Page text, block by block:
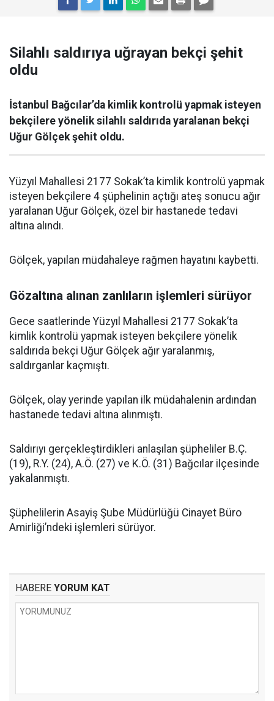
Silahlı saldırıya uğrayan bekçi şehit
oldu
İstanbul Bağcılar’da kimlik kontrolü yapmak isteyen
bekçilere yönelik silahlı saldırıda yaralanan bekçi
Uğur Gölçek şehit oldu.
Yüzyıl Mahallesi 2177 Sokak’ta kimlik kontrolü yapmak
isteyen bekçilere 4 şüphelinin açtığı ateş sonucu ağır
yaralanan Uğur Gölçek, özel bir hastanede tedavi
altına alındı.
Gölçek, yapılan müdahaleye rağmen hayatını kaybetti.
Gözaltına alınan zanlıların işlemleri sürüyor
Gece saatlerinde Yüzyıl Mahallesi 2177 Sokak’ta
kimlik kontrolü yapmak isteyen bekçilere yönelik
saldırıda bekçi Uğur Gölçek ağır yaralanmış,
saldırganlar kaçmıştı.
Gölçek, olay yerinde yapılan ilk müdahalenin ardından
hastanede tedavi altına alınmıştı.
Saldırıyı gerçekleştirdikleri anlaşılan şüpheliler B.Ç.
(19), R.Y. (24), A.Ö. (27) ve K.Ö. (31) Bağcılar ilçesinde
yakalanmıştı.
Şüphelilerin Asayiş Şube Müdürlüğü Cinayet Büro
Amirliği’ndeki işlemleri sürüyor.
HABERE YORUM KAT